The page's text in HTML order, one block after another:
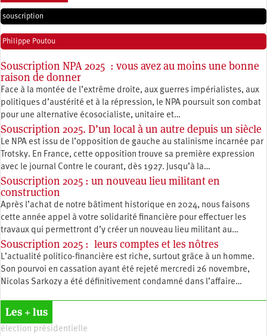
souscription
Philippe Poutou
Souscription NPA 2025 : vous avez au moins une bonne
raison de donner
Face à la montée de l’extrême droite, aux guerres impérialistes, aux
politiques d’austérité et à la répression, le NPA poursuit son combat
pour une alternative écosocialiste, unitaire et…
Souscription 2025. D’un local à un autre depuis un siècle
Le NPA est issu de l’opposition de gauche au stalinisme incarnée par
Trotsky. En France, cette opposition trouve sa première expression
avec le journal Contre le courant, dès 1927. Jusqu’à la…
Souscription 2025 : un nouveau lieu militant en
construction
Après l’achat de notre bâtiment historique en 2024, nous faisons
cette année appel à votre solidarité financière pour effectuer les
travaux qui permettront d’y créer un nouveau lieu militant au…
Souscription 2025 : leurs comptes et les nôtres
L’actualité politico-financière est riche, surtout grâce à un homme.
Son pourvoi en cassation ayant été rejeté mercredi 26 novembre,
Nicolas Sarkozy a été définitivement condamné dans l’affaire…
Les + lus
élection présidentielle